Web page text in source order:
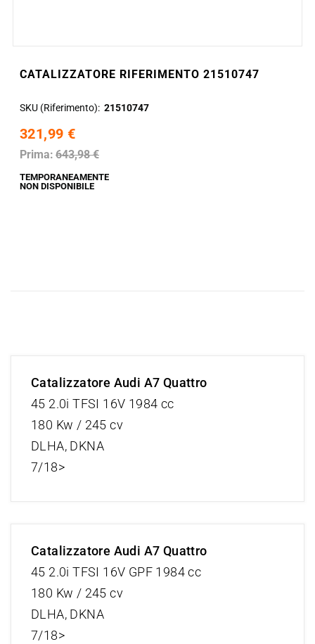
CATALIZZATORE RIFERIMENTO 21510747
SKU (Riferimento) 21510747
321,99 €
Prima: 643,98 €
TEMPORANEAMENTE
NON DISPONIBILE
Catalizzatore Audi A7 Quattro
45 2.0i TFSI 16V 1984 cc
180 Kw / 245 cv
DLHA, DKNA
7/18>
Catalizzatore Audi A7 Quattro
45 2.0i TFSI 16V GPF 1984 cc
180 Kw / 245 cv
DLHA, DKNA
7/18>